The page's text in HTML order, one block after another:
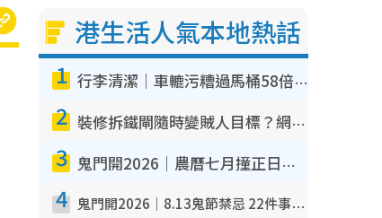
港生活人氣本地熱話
1 行李清潔｜車轆污糟過馬桶58倍！專家警告忌用酒精抹 教1招免污手除菌
2 裝修拆鐵閘隨時變賊人目標？網民揭2大關鍵用途：裝新式等於白裝？附新舊鐵閘分別
3 鬼門開2026｜農曆七月撞正日全食特別邪？專家警告切忌做一事！揭4大禁忌+2招保平安
4 鬼門開2026｜8.13鬼節禁忌 22件事唔做得！燒肉、刺身要少食？半夜勿吹口哨/打呢個電話